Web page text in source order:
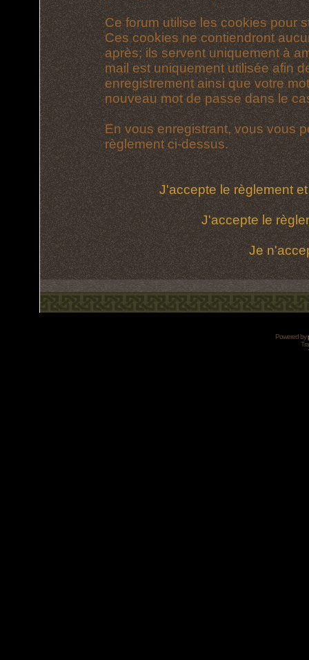
Ce forum utilise les cookies pour
Ces cookies ne contiendront
après; ils servent uniquement à
mail est uniquement utilisée afin
enregistrement ainsi que votre
nouveau mot de passe dans le
En vous enregistrant, vous vous
règlement ci-dessus.
J'accepte le règlement
J'accepte le
Je
Powered by